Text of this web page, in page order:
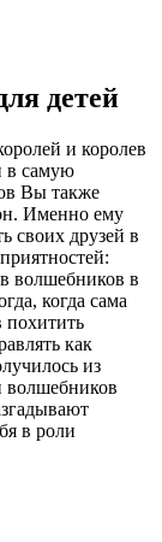
детей
и королев
в самую
Вы также
Именно ему
своих друзей в
волшебников в
когда сама
похитить
как
из
волшебников
в роли